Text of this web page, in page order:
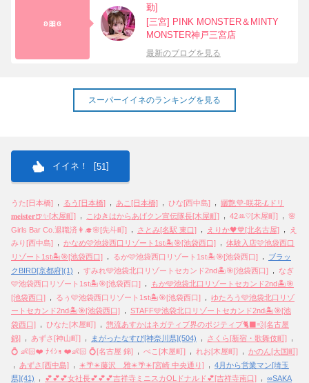
ʚ🎀ɞ
勤]
[三宮] PINK MONSTER＆MINTY
MONSTER神戸三宮店
最新のブログを見る
スーパーイイネのランキングを見る
イイネ！ [51]
うた[日本橋] るう[日本橋] あこ[日本橋] ひな[西中島]
孋艶💜-咲花-𝑳ドリ
𝐦𝐞𝐢𝐬𝐭𝐞𝐫🍺✨[木屋町]
こゆきはからあげクン宣伝隊長[木屋町] 42‪ꔛ‬♡‪[木屋町]
🌸
Girls Bar Co.退職済👩‍🎓🌸[先斗町]
さとみ[名駅 東口] えりか🖤💙[北名古屋]
え
みり[西中島]
かなめ🩷池袋西口リゾート1st🏝️🎯[池袋西口]
体験入店🩷池袋西口
リゾート1st🏝️🎯[池袋西口]
るか🩷池袋西口リゾート1st🏝️🎯[池袋西口]
ブラッ
クBIRD[京都府](1)
すみれ🩵池袋北口リゾートセカンド2nd🏝️🎯[池袋西口]
なぎ
🩷池袋西口リゾート1st🏝️🎯[池袋西口]
もか🩵池袋北口リゾートセカンド2nd🏝🎯
[池袋西口]
るぅ🩷池袋西口リゾート1st🏝️🎯[池袋西口]
ゆたろう🩵池袋北口リゾ
ートセカンド2nd🏝️🎯[池袋西口]
STAFF🩵池袋北口リゾートセカンド2nd🏝️🎯[池
袋西口]
ひなた[木屋町]
惣流あすかはネガティブ界のポジティブ🐈‍⬛💨[名古屋
錦]
あずさ[神山町] まがったなすび[神奈川県](504) さくら[新宿・歌舞伎町]
💍 👶🏻❤️ ﾅｲｼｮ ❤️👶🏻 💍[名古屋 錦]
ぺこ[木屋町] れお[木屋町]
かのん[大国町]
あずさ[西中島] ✴️🌴✴️藤沢 雅✴️🌴✴️[宮崎 中央通り]
4月から営業マン[埼玉
県](41)
💕💕💕女社長💕💕💕吉祥寺ミニスカOLドナルド💕[吉祥寺南口]
∞SAKA